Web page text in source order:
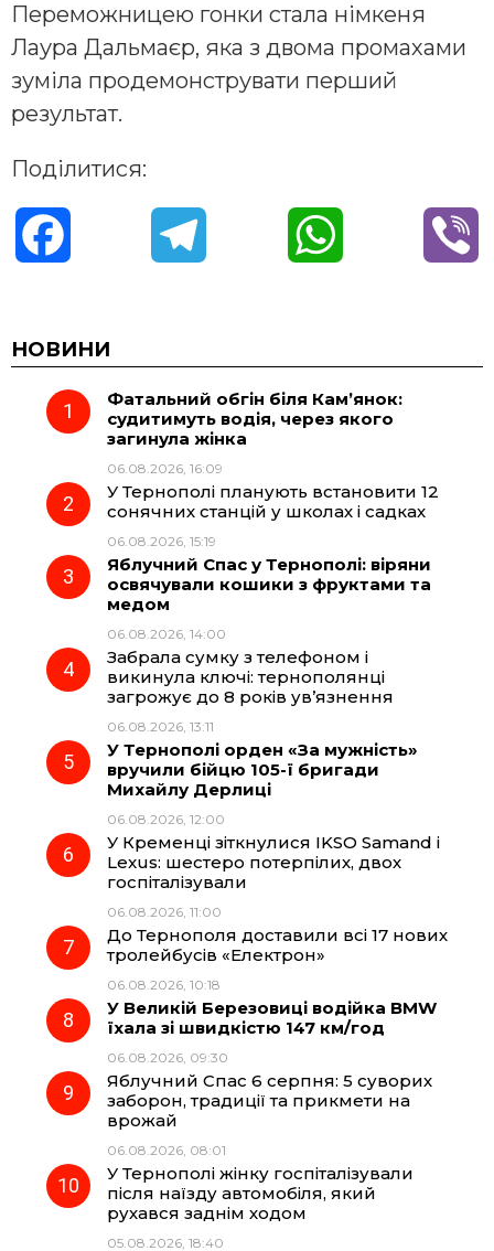
Переможницею гонки стала німкеня
Лаура Дальмаєр, яка з двома промахами
зуміла продемонструвати перший
результат.
Поділитися:
c
e
o
o
e
r
a
t
A
p
НОВИНИ
Фатальний обгін біля Кам’янок:
судитимуть водія, через якого
загинула жінка
06.08.2026, 16:09
У Тернополі планують встановити 12
сонячних станцій у школах і садках
06.08.2026, 15:19
Яблучний Спас у Тернополі: віряни
освячували кошики з фруктами та
медом
06.08.2026, 14:00
Забрала сумку з телефоном і
викинула ключі: тернополянці
загрожує до 8 років ув’язнення
06.08.2026, 13:11
У Тернополі орден «За мужність»
вручили бійцю 105-ї бригади
Михайлу Дерлиці
06.08.2026, 12:00
У Кременці зіткнулися IKSO Samand і
Lexus: шестеро потерпілих, двох
госпіталізували
06.08.2026, 11:00
До Тернополя доставили всі 17 нових
тролейбусів «Електрон»
06.08.2026, 10:18
У Великій Березовиці водійка BMW
їхала зі швидкістю 147 км/год
06.08.2026, 09:30
Яблучний Спас 6 серпня: 5 суворих
заборон, традиції та прикмети на
врожай
06.08.2026, 08:01
У Тернополі жінку госпіталізували
після наїзду автомобіля, який
рухався заднім ходом
05.08.2026, 18:40